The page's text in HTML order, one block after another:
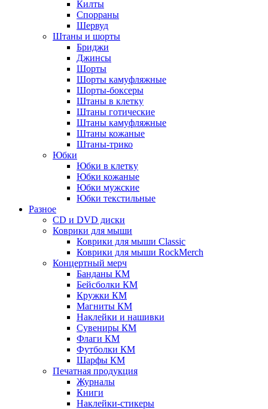
Килты
Спорраны
Шервуд
Штаны и шорты
Бриджи
Джинсы
Шорты
Шорты камуфляжные
Шорты-боксеры
Штаны в клетку
Штаны готические
Штаны камуфляжные
Штаны кожаные
Штаны-трико
Юбки
Юбки в клетку
Юбки кожаные
Юбки мужские
Юбки текстильные
Разное
CD и DVD диски
Коврики для мыши
Коврики для мыши Classic
Коврики для мыши RockMerch
Концертный мерч
Банданы КМ
Бейсболки КМ
Кружки КМ
Магниты КМ
Наклейки и нашивки
Сувениры КМ
Флаги КМ
Футболки КМ
Шарфы КМ
Печатная продукция
Журналы
Книги
Наклейки-стикеры